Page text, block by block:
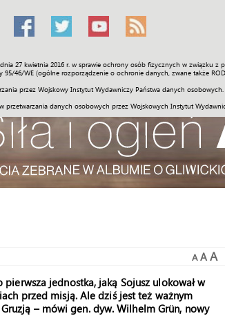
27 kwietnia 2016 r. w sprawie ochrony osób fizycznych w związku
95/46/WE (ogólne rozporządzenie o ochronie danych, zwane także
przez Wojskowy Instytut Wydawniczy Państwa danych
przetwarzania danych osobowych przez Wojskowych Instytut
Sport Historia Galerie Wideo
A A A
pierwsza jednostka, jaką Sojusz ulokował w
przed misją. Ale dziś jest też ważnym
– mówi gen. dyw. Wilhelm Grün, nowy